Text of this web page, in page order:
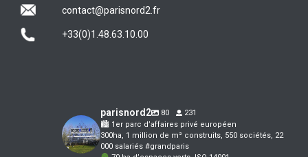
contact@parisnord2.fr
+33(0)1.48.63.10.00
parisnord2 80
231
🏙 1er parc d’affaires privé européen
300ha, 1 million de m² construits, 550 sociétés, 22
000 salariés #grandparis